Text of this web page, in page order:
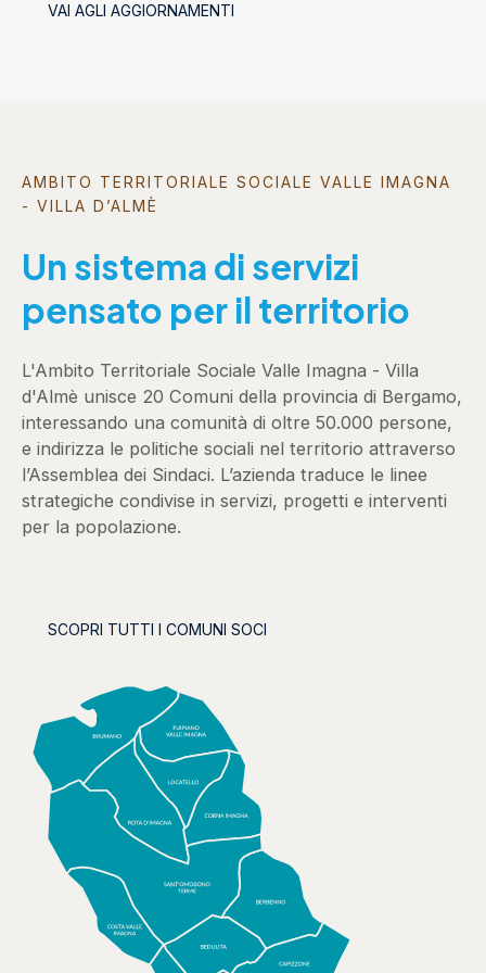
VAI AGLI AGGIORNAMENTI
AMBITO TERRITORIALE SOCIALE VALLE IMAGNA
- VILLA D’ALMÈ
Un sistema di servizi
pensato per il territorio
L'Ambito Territoriale Sociale Valle Imagna - Villa
d'Almè unisce 20 Comuni della provincia di Bergamo,
interessando una comunità di oltre 50.000 persone,
e indirizza le politiche sociali nel territorio attraverso
l’Assemblea dei Sindaci. L’azienda traduce le linee
strategiche condivise in servizi, progetti e interventi
per la popolazione.
SCOPRI TUTTI I COMUNI SOCI